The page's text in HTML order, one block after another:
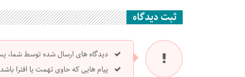
ثبت دیدگاه
دیدگاه های ارسال شده توسط شما،
پیام هایی که حاوی تهمت یا افترا